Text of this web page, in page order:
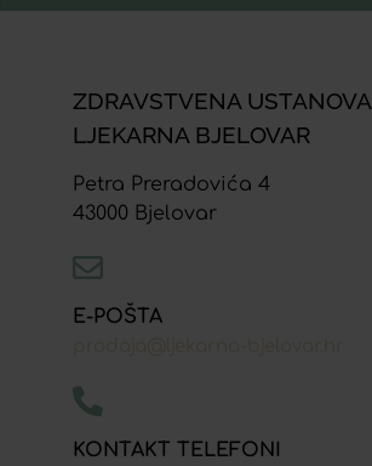
ZDRAVSTVENA USTANOVA
LJEKARNA BJELOVAR
Petra Preradovića 4
43000 Bjelovar
E-POŠTA
KONTAKT TELEFONI